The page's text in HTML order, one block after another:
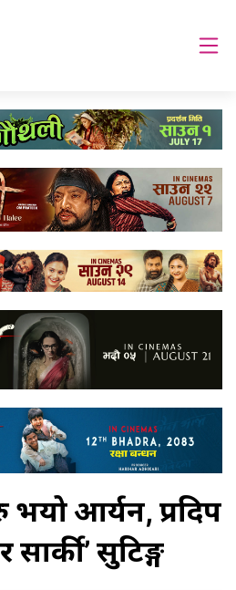
भयो आर्यन, प्रदिप
सुटिङ्ग